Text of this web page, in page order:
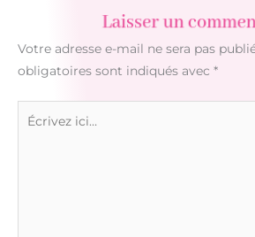
Laisser un
Votre adresse e-mail ne sera pas
obligatoires sont indiqués avec *